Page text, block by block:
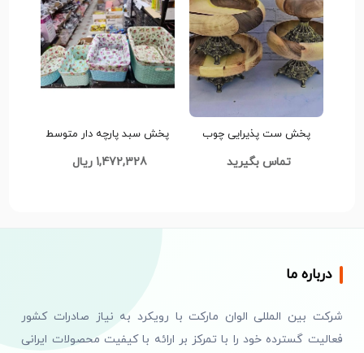
پخش ست پذیرایی چوب
تماس بگیرید
پخش سبد پارچه دار متوسط
1,472,328 ریال
درباره ما
شرکت بین المللی الوان مارکت با رویکرد به نیاز صادرات کشور
فعالیت گسترده خود را با تمرکز بر ارائه با کیفیت محصولات ایرانی